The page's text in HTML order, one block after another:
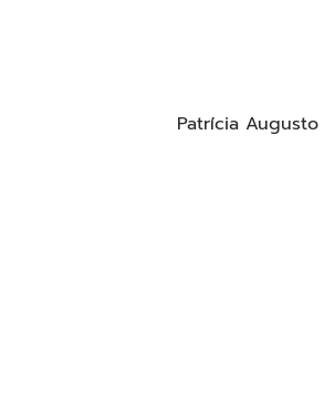
Patrícia Augusto